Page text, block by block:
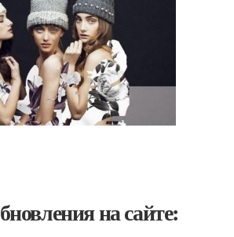
на сайте: